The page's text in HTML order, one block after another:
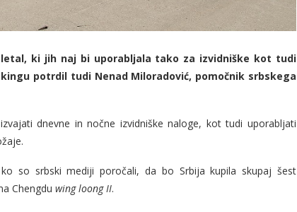
ki jih naj bi uporabljala tako za izvidniške kot tudi
potrdil tudi Nenad Miloradović, pomočnik srbskega
dnevne in nočne izvidniške naloge, kot tudi uporabljati
so srbski mediji poročali, da bo Srbija kupila skupaj šest
Chengdu wing loong II.